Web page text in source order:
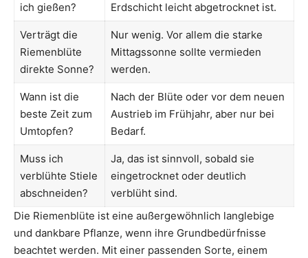
ich gießen?
Erdschicht leicht abgetrocknet ist.
Verträgt die
Riemenblüte
direkte Sonne?
Nur wenig. Vor allem die starke
Mittagssonne sollte vermieden
werden.
Wann ist die
beste Zeit zum
Umtopfen?
Nach der Blüte oder vor dem neuen
Austrieb im Frühjahr, aber nur bei
Bedarf.
Muss ich
verblühte Stiele
abschneiden?
Ja, das ist sinnvoll, sobald sie
eingetrocknet oder deutlich
verblüht sind.
Die Riemenblüte ist eine außergewöhnlich langlebige
und dankbare Pflanze, wenn ihre Grundbedürfnisse
beachtet werden. Mit einer passenden Sorte, einem